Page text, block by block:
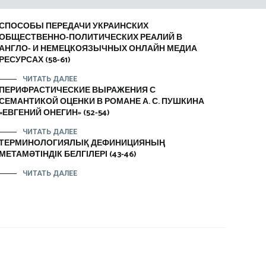
ПЕРЕДАЧИ УКРАИНСКИХ
ПОЛИТИЧЕСКИХ РЕАЛИЙ В
И НЕМЕЦКОЯЗЫЧНЫХ ОНЛАЙН МЕДИА
РЕСУРСАХ (58-61)
ЧИТАТЬ ДАЛЕЕ
ПЕРИФРАСТИЧЕСКИЕ ВЫРАЖЕНИЯ С
ОЦЕНКИ В РОМАНЕ А. С. ПУШКИНА
«ЕВГЕНИЙ ОНЕГИН» (52-54)
ЧИТАТЬ ДАЛЕЕ
ДЕФИНИЦИЯНЫҢ
МЕТАМӘТІНДІК БЕЛГІЛЕРІ (43-46)
ЧИТАТЬ ДАЛЕЕ